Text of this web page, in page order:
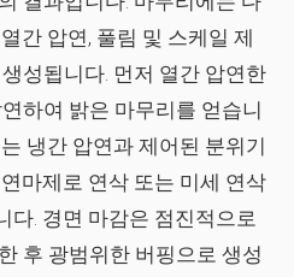
간 압연, 풀림 및 스케일 제
성됩니다. 먼저 열간 압연한
하여 밝은 마무리를 얻습니
냉간 압연과 제어된 분위기
마제로 연삭 또는 미세 연삭
다. 경면 마감은 점진적으로
후 광범위한 버핑으로 생성